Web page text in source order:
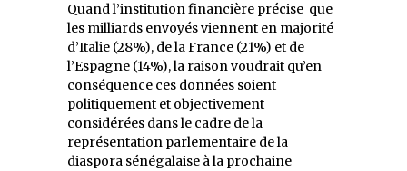
Quand l’institution financière précise que
les milliards envoyés viennent en majorité
d’Italie (28%), de la France (21%) et de
l’Espagne (14%), la raison voudrait qu’en
conséquence ces données soient
politiquement et objectivement
considérées dans le cadre de la
représentation parlementaire de la
diaspora sénégalaise à la prochaine